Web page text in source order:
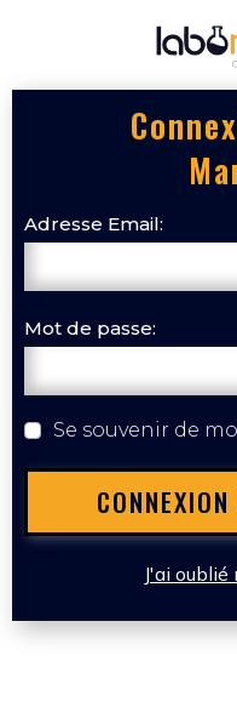
Adresse Email:
Mot de passe:
Se souvenir de
J'ai